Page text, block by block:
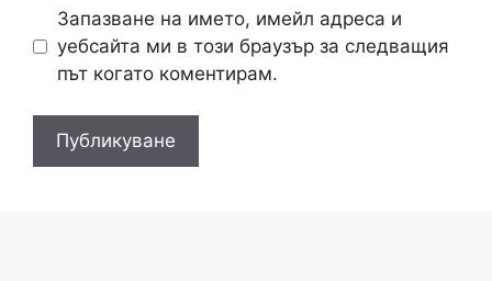
Запазване на името, имейл адреса и
уебсайта ми в този браузър за следващия
път когато коментирам.